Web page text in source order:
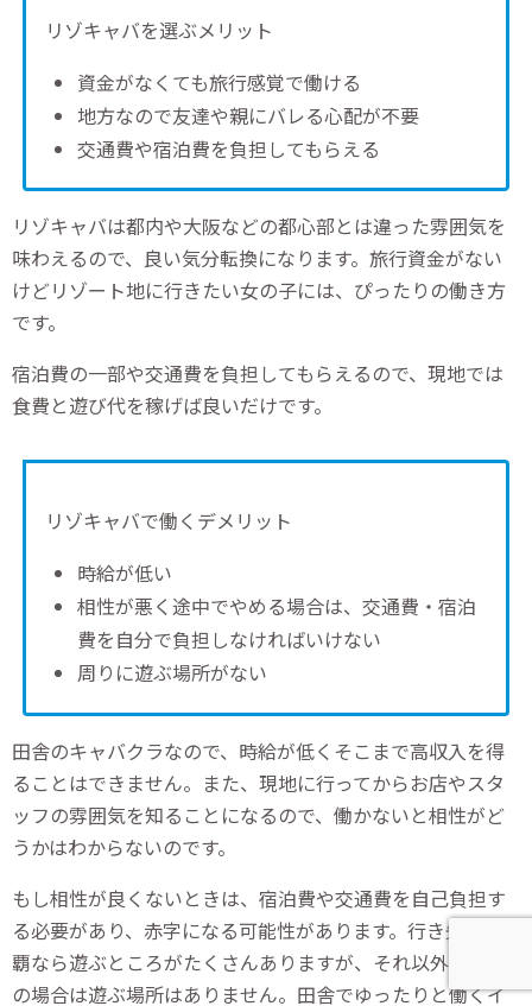
リゾキャバを選ぶメリット
資金がなくても旅行感覚で働ける
地方なので友達や親にバレる心配が不要
交通費や宿泊費を負担してもらえる
リゾキャバは都内や大阪などの都心部とは違った雰囲気を
味わえるので、良い気分転換になります。旅行資金がない
けどリゾート地に行きたい女の子には、ぴったりの働き方
です。
宿泊費の一部や交通費を負担してもらえるので、現地では
食費と遊び代を稼げば良いだけです。
リゾキャバで働くデメリット
時給が低い
相性が悪く途中でやめる場合は、交通費・宿泊
費を自分で負担しなければいけない
周りに遊ぶ場所がない
田舎のキャバクラなので、時給が低くそこまで高収入を得
ることはできません。また、現地に行ってからお店やスタ
ッフの雰囲気を知ることになるので、働かないと相性がど
うかはわからないのです。
もし相性が良くないときは、宿泊費や交通費を自己負担す
る必要があり、赤字になる可能性があります。行き先が那
覇なら遊ぶところがたくさんありますが、それ以外の離島
の場合は遊ぶ場所はありません。田舎でゆったりと働くイ